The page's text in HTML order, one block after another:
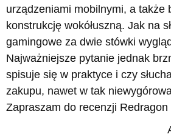
urządzeniami mobilnymi, a także
konstrukcję wokółuszną. Jak na
gamingowe za dwie stówki
Najważniejsze pytanie jednak
spisuje się w praktyce i czy
zakupu, nawet w tak
Zapraszam do recenzji